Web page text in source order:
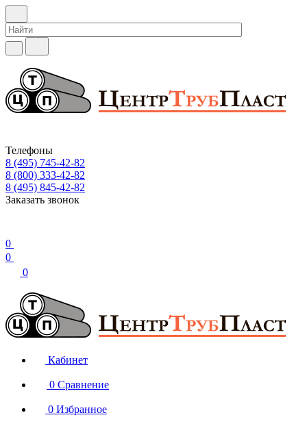
Телефоны
8 (495) 745-42-82
8 (800) 333-42-82
8 (495) 845-42-82
Заказать звонок
0
0
0
Кабинет
0 Сравнение
0 Избранное